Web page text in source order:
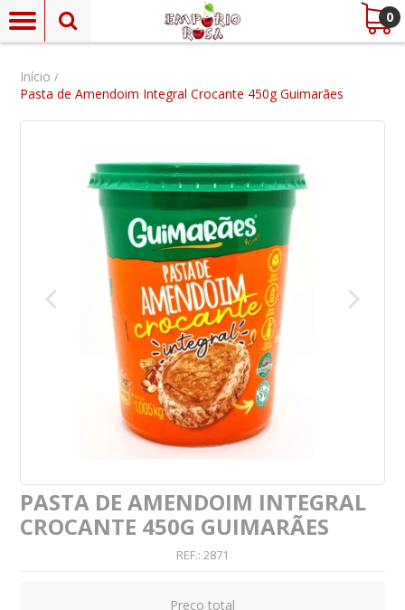
0
Início /
Pasta de Amendoim Integral Crocante 450g Guimarães
PASTA DE AMENDOIM INTEGRAL
CROCANTE 450G GUIMARÃES
REF.: 2871